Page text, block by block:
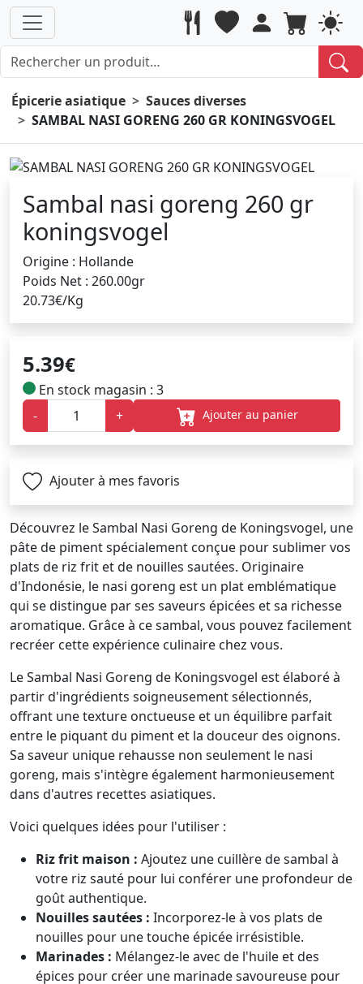
Épicerie asiatique
Sauces diverses
SAMBAL NASI GORENG 260 GR KONINGSVOGEL
Sambal nasi goreng 260 gr
koningsvogel
Origine : Hollande
Poids Net : 260.00gr
20.73€/Kg
5.39€
En stock magasin : 3
-
+ Ajouter au panier
Ajouter à mes favoris
Découvrez le Sambal Nasi Goreng de Koningsvogel, une
pâte de piment spécialement conçue pour sublimer vos
plats de riz frit et de nouilles sautées. Originaire
d'Indonésie, le nasi goreng est un plat emblématique
qui se distingue par ses saveurs épicées et sa richesse
aromatique. Grâce à ce sambal, vous pouvez facilement
recréer cette expérience culinaire chez vous.
Le Sambal Nasi Goreng de Koningsvogel est élaboré à
partir d'ingrédients soigneusement sélectionnés,
offrant une texture onctueuse et un équilibre parfait
entre le piquant du piment et la douceur des oignons.
Sa saveur unique rehausse non seulement le nasi
goreng, mais s'intègre également harmonieusement
dans d'autres recettes asiatiques.
Voici quelques idées pour l'utiliser :
Riz frit maison : Ajoutez une cuillère de sambal à
votre riz sauté pour lui conférer une profondeur de
goût authentique.
Nouilles sautées : Incorporez-le à vos plats de
nouilles pour une touche épicée irrésistible.
Marinades : Mélangez-le avec de l'huile et des
épices pour créer une marinade savoureuse pour